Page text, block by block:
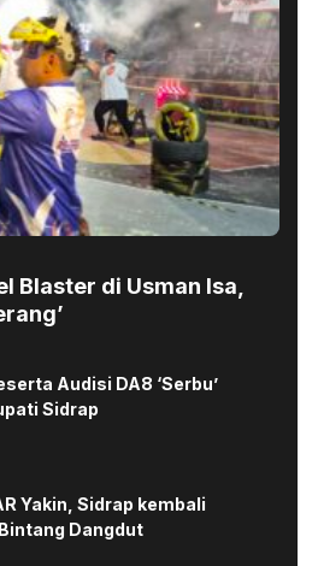
Blaster di Usman Isa,
Audisi DA8 ‘Serbu’
Sidrap
Yakin, Sidrap kembali
Dangdut